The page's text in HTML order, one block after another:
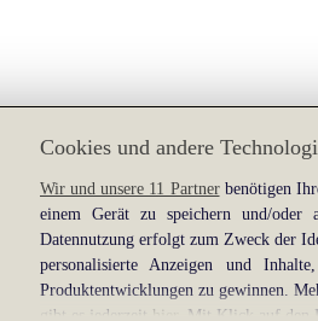
Cookies und andere
Wir und unsere 11 Partnerbenötigen
einem Gerät zu speichern und/oder
Datennutzung erfolgt zum Zweck der
personalisierte Anzeigen und
Produktentwicklungen zu gewinnen.
gibt es jederzeit hier . Mit Klick auf den